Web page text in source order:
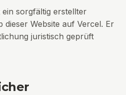
ein sorgfältig erstellter
Website auf Vercel. Er
juristisch geprüft